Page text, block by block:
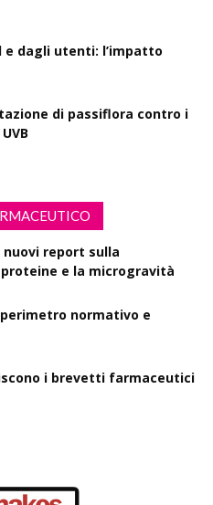
dagli utenti: l’impatto
di passiflora contro i
nuovi report sulla
e la microgravità
normativo e
i brevetti farmaceutici